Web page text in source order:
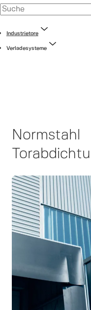
Industrietore
Verladesysteme
Normstahl